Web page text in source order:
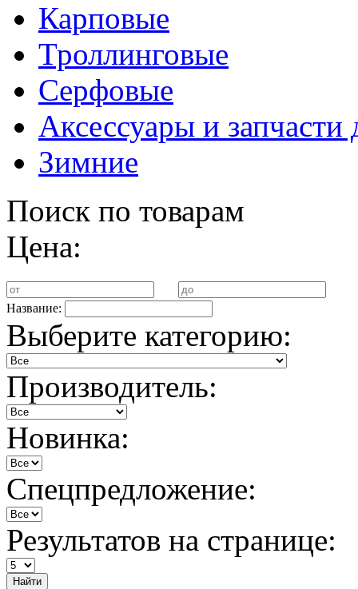
Карповые
Троллинговые
Серфовые
Аксессуары и
Зимние
Поиск по товарам
Цена:
Название:
Выберите категорию:
Производитель:
Новинка:
Спецпредложение:
Результатов на странице:
Найти